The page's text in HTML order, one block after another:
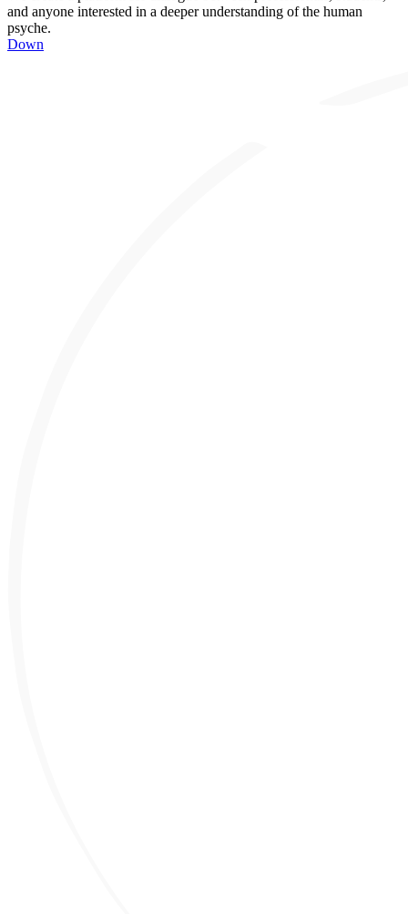
and anyone interested in a deeper understanding of the human
psyche.
Down